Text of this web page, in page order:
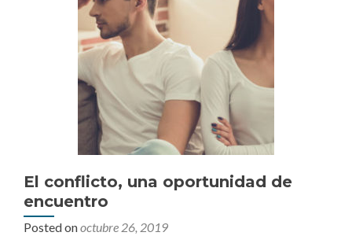
El conflicto, una oportunidad de
encuentro
Posted onoctubre 26, 2019